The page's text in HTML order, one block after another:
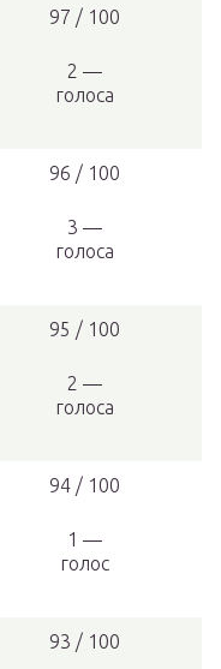
97 / 100
2 —
голоса
96 / 100
3 —
голоса
95 / 100
2 —
голоса
94 / 100
1 —
голос
93 / 100